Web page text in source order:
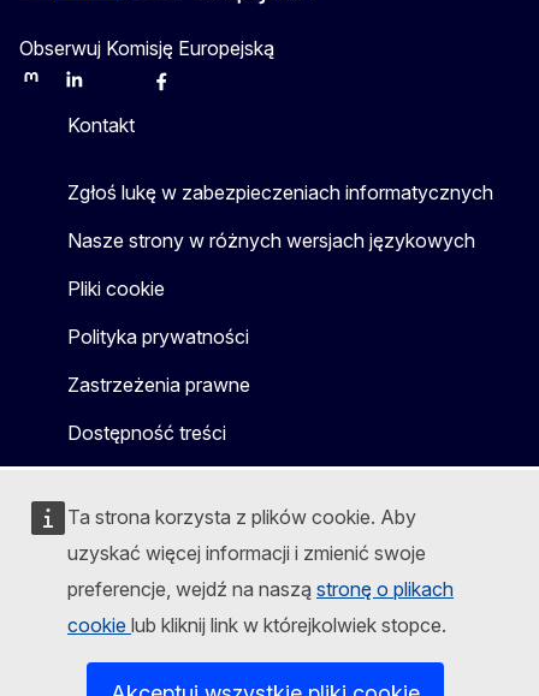
Ta strona korzysta z plików cookie. Aby
uzyskać więcej informacji i zmienić swoje
preferencje, wejdź na naszą stronę o plikach
cookie lub kliknij link w którejkolwiek stopce.
Obserwuj Komisję Europejską
MastodonLinkedInBlueskyFacebook
Kontakt
Zgłoś lukę w zabezpieczeniach informatycznych
Nasze strony w różnych wersjach językowych
Pliki cookie
Polityka prywatności
Zastrzeżenia prawne
Dostępność treści